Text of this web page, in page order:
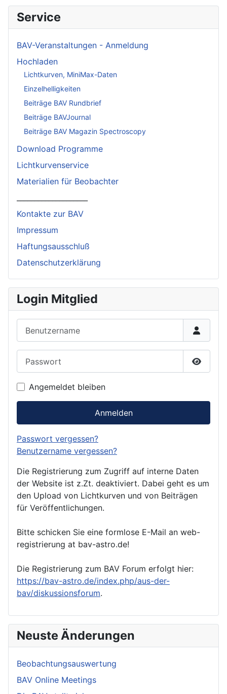
Service
BAV-Veranstaltungen - Anmeldung
Hochladen
Lichtkurven, MiniMax-Daten
Einzelhelligkeiten
Beiträge BAV Rundbrief
Beiträge BAVJournal
Beiträge BAV Magazin Spectroscopy
Download Programme
Lichtkurvenservice
Materialien für Beobachter
Kontakte zur BAV
Impressum
Haftungsausschluß
Datenschutzerklärung
Login Mitglied
Angemeldet bleiben
Anmelden
Passwort vergessen?
Benutzername vergessen?
Die Registrierung zum Zugriff auf interne Daten
der Website ist z.Zt. deaktiviert. Dabei geht es um
den Upload von Lichtkurven und von Beiträgen
für Veröffentlichungen.
Bitte schicken Sie eine formlose E-Mail an web-
registrierung at bav-astro.de!
Die Registrierung zum BAV Forum erfolgt hier:
https://bav-astro.de/index.php/aus-der-
bav/diskussionsforum.
Neuste Änderungen
Beobachtungsauswertung
BAV Online Meetings